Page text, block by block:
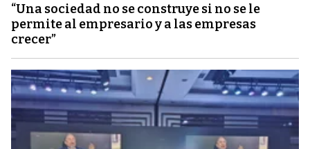
“Una sociedad no se construye si no se le
permite al empresario y a las empresas
crecer”